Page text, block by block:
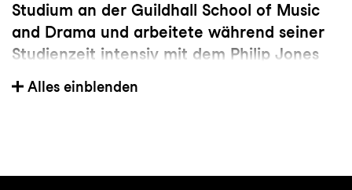
Studium an der Guildhall School of Music
and Drama und arbeitete während seiner
Studienzeit intensiv mit dem Philip Jones
Brass Ensemble zusammen. Danach war er
siebenundzwanzig Jahre lang Posaunist im
Alles einblenden